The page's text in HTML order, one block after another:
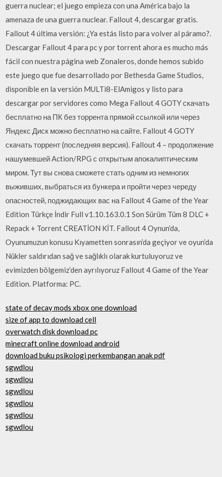
guerra nuclear; el juego empieza con una América bajo la
amenaza de una guerra nuclear. Fallout 4, descargar gratis.
Fallout 4 última versión: ¿Ya estás listo para volver al páramo?.
Descargar Fallout 4 para pc y por torrent ahora es mucho más
fácil con nuestra página web Zonaleros, donde hemos subido
este juego que fue desarrollado por Bethesda Game Studios,
disponible en la versión MULTi8-ElAmigos y listo para
descargar por servidores como Mega Fallout 4 GOTY скачать
бесплатно на ПК без торрента прямой ссылкой или через
Яндекс Диск можно бесплатно на сайте. Fallout 4 GOTY
скачать торрент (последняя версия). Fallout 4 – продолжение
нашумевшей Action/RPG с открытым апокалиптическим
миром. Тут вы снова сможете стать одним из немногих
выживших, выбраться из бункера и пройти через череду
опасностей, поджидающих вас на Fallout 4 Game of the Year
Edition Türkçe İndir Full v1.10.163.0.1 Son Sürüm Tüm 8 DLC +
Repack + Torrent CREATİON KİT. Fallout 4 Oynun’da,
Oyunumuzun konusu Kıyametten sonrasın’da geçiyor ve oyun’da
Nükler saldırıdan sağ ve sağlıklı olarak kurtuluyoruz ve
evimizden bölgemiz’den ayrılıyoruz Fallout 4 Game of the Year
Edition. Platforma: PC.
state of decay mods xbox one download
size of app to download cell
overwatch disk download pc
minecraft online download android
download buku psikologi perkembangan anak pdf
sgwdlou
sgwdlou
sgwdlou
sgwdlou
sgwdlou
sgwdlou